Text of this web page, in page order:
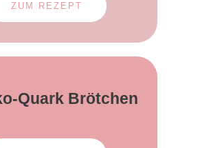
ZUM REZEPT
Quark Brötchen